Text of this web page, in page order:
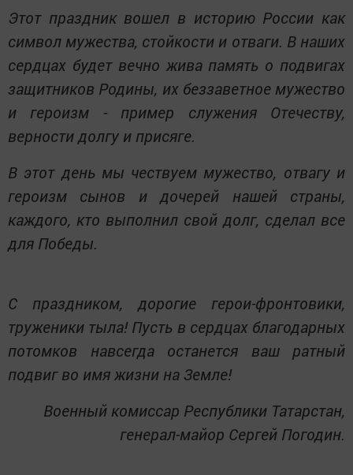
Этот праздник вошел в историю России как
символ мужества, стойкости и отваги. В наших
сердцах будет вечно жива память о подвигах
защитников Родины, их беззаветное мужество
и героизм - пример служения Отечеству,
верности долгу и присяге.
В этот день мы чествуем мужество, отвагу и
героизм сынов и дочерей нашей страны,
каждого, кто выполнил свой долг, сделал все
для Победы.
С праздником, дорогие герои-фронтовики,
труженики тыла! Пусть в сердцах благодарных
потомков навсегда останется ваш ратный
подвиг во имя жизни на Земле!
Военный комиссар Республики Татарстан,
генерал-майор Сергей Погодин.